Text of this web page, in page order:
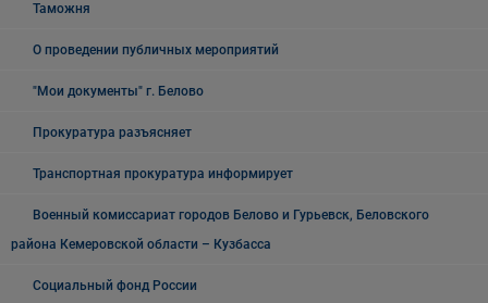
Таможня
О проведении публичных мероприятий
"Мои документы" г. Белово
Прокуратура разъясняет
Транспортная прокуратура информирует
Военный комиссариат городов Белово и Гурьевск, Беловского
района Кемеровской области – Кузбасса
Социальный фонд России